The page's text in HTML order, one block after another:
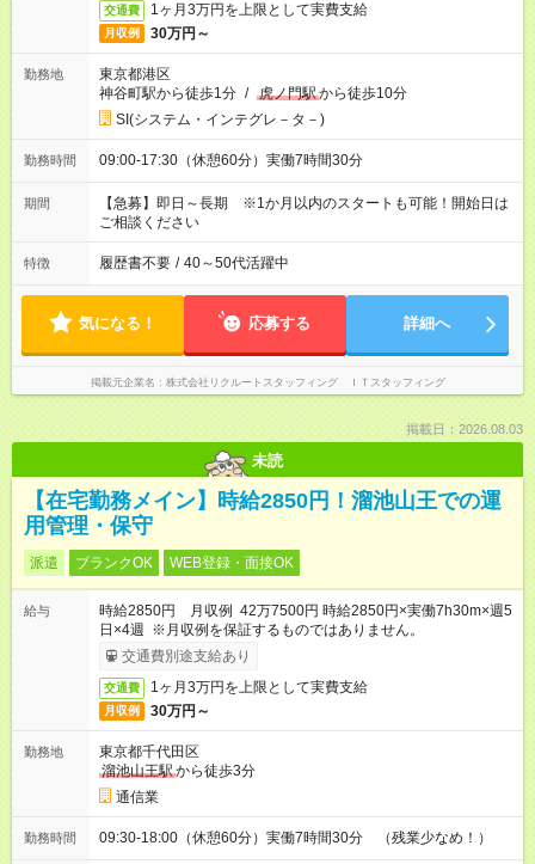
交通費 1ヶ月3万円を上限として実費支給
月収例 30万円～
勤務地
東京都港区
神谷町駅から徒歩1分 / 虎ノ門駅から徒歩10分
SI(システム・インテグレ－タ－)
勤務時間 09:00-17:30（休憩60分）実働7時間30分
期間
【急募】即日～長期 ※1か月以内のスタートも可能！開始日は
ご相談ください
特徴 履歴書不要 / 40～50代活躍中
気になる！ 応募する 詳細へ
掲載元企業名 株式会社リクルートスタッフィング ＩＴスタッフィング
掲載日：2026.08.03
未読
【在宅勤務メイン】時給2850円！溜池山王での運
用管理・保守
派遣 ブランクOK WEB登録・面接OK
給与
時給2850円 月収例 42万7500円 時給2850円×実働7h30m×週5
日×4週 ※月収例を保証するものではありません。
交通費別途支給あり
交通費 1ヶ月3万円を上限として実費支給
月収例 30万円～
勤務地
東京都千代田区
溜池山王駅から徒歩3分
通信業
勤務時間 09:30-18:00（休憩60分）実働7時間30分 （残業少なめ！）